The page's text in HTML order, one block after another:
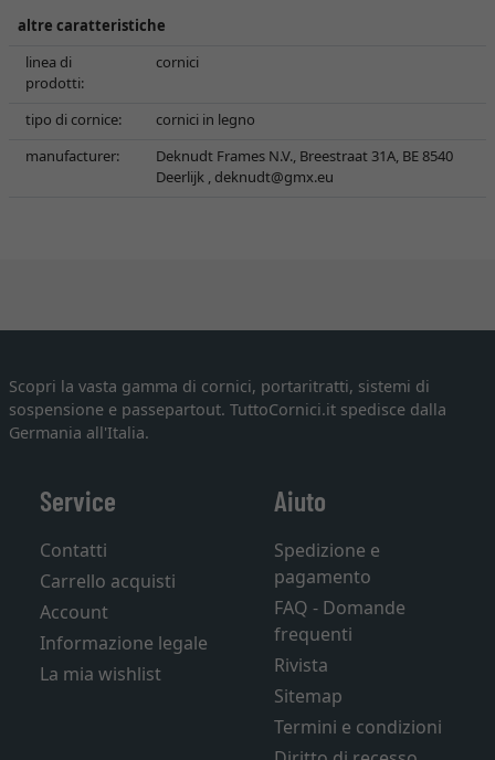
altre caratteristiche
linea di
prodotti:
cornici
tipo di cornice:
cornici in legno
manufacturer:
Deknudt Frames N.V., Breestraat 31A, BE 8540
Deerlijk , deknudt@gmx.eu
Scopri la vasta gamma di cornici, portaritratti, sistemi di
sospensione e passepartout. TuttoCornici.it spedisce dalla
Germania all'Italia.
Service
Contatti
Carrello acquisti
Account
Informazione legale
La mia wishlist
Aiuto
Spedizione e
pagamento
FAQ - Domande
frequenti
Rivista
Sitemap
Termini e condizioni